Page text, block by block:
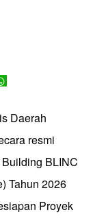
Daerah
resmi
BLINC
Tahun 2026
Proyek